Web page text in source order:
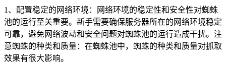
1、配置稳定的网络环境：网络环境的稳定性和安全性对蜘蛛
池的运行至关重要。新手需要确保服务器所在的网络环境稳定
可靠，避免网络波动和安全问题对蜘蛛池的运行造成干扰。注
意蜘蛛的种类和质量：在蜘蛛池中，蜘蛛的种类和质量对抓取
效果有很大影响。